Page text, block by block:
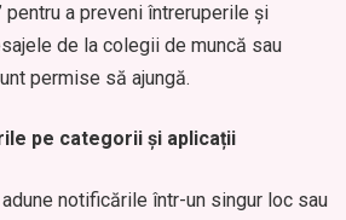
pentru a preveni întreruperile și
de la colegii de muncă sau
permise să ajungă.
pe categorii și aplicații
notificările într-un singur loc sau